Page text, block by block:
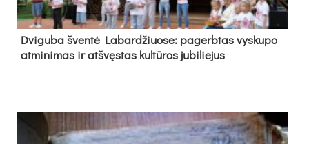
Dvi­gu­ba šven­tė La­bar­džiuo­se: pa­gerb­tas vys­ku­po
at­mi­ni­mas ir at­švęs­tas kul­tū­ros ju­bi­lie­jus